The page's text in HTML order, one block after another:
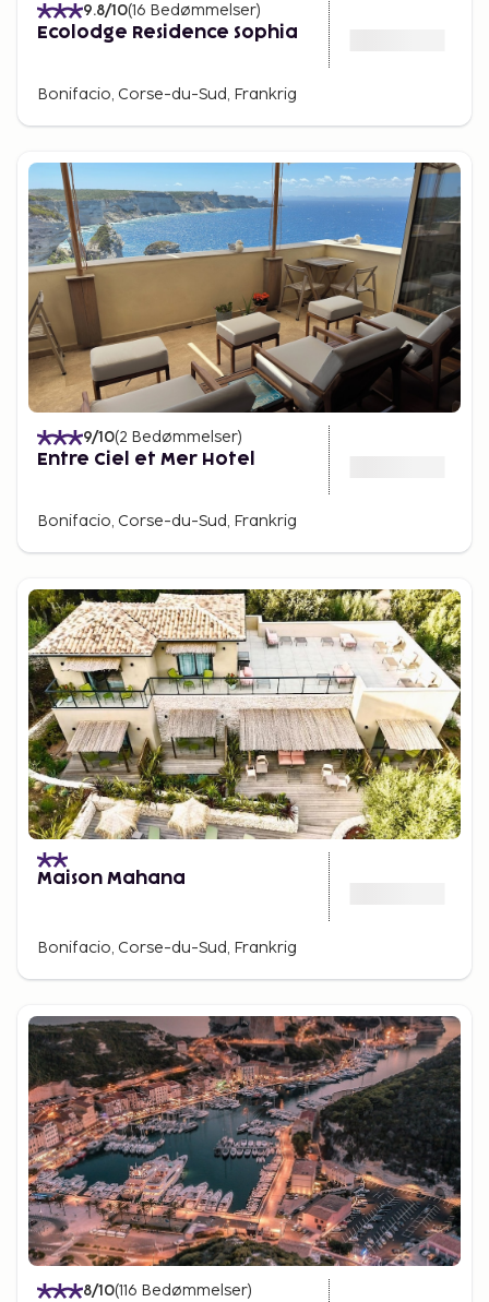
9.8/10(16 Bedømmelser)
Ecolodge Residence Sophia
Bonifacio, Corse-du-Sud, Frankrig
9/10(2 Bedømmelser)
Entre Ciel et Mer Hotel
Bonifacio, Corse-du-Sud, Frankrig
Maison Mahana
Bonifacio, Corse-du-Sud, Frankrig
8/10(116 Bedømmelser)